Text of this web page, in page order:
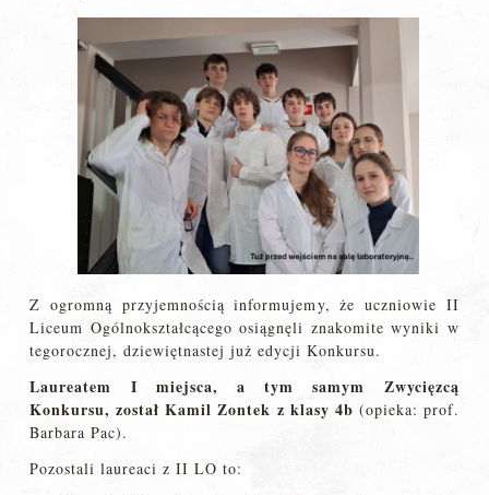
Z ogromną przyjemnością informujemy, że uczniowie II
Liceum Ogólnokształcącego osiągnęli znakomite wyniki w
tegorocznej, dziewiętnastej już edycji Konkursu.
Laureatem I miejsca, a tym samym Zwycięzcą
Konkursu, został Kamil Zontek z klasy 4b (opieka: prof.
Barbara Pac).
Pozostali laureaci z II LO to: